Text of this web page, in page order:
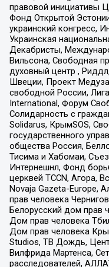
правовой инициативы
Фонд Открытой
украинский конгресс,
Украинская
Декабристы,
Вильсона, Свободная
духовный центр ,
Швеции, Проект
свободной России,
International, Форум
Солидарность с
Solidarus, КрымSOS,
государственного
общества Россия,
Тисима и Хабомаи,
Интернешнл, Фонд
церквей TCCN, Агора,
Novaja Gazeta-Europe,
прав человека
Белорусский дом прав
Дом прав человека
Дом прав человека
Studios, ТВ Дождь,
Вилфрида Мартенса,
расследователей,